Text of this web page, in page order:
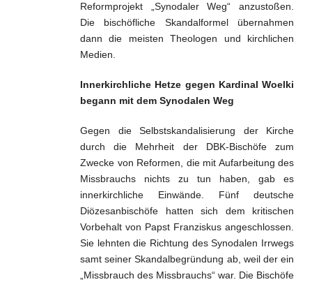
Reformprojekt „Synodaler Weg“ anzustoßen.
Die bischöfliche Skandalformel übernahmen
dann die meisten Theologen und kirchlichen
Medien.
Innerkirchliche Hetze gegen Kardinal Woelki
begann mit dem Synodalen Weg
Gegen die Selbstskandalisierung der Kirche
durch die Mehrheit der DBK-Bischöfe zum
Zwecke von Reformen, die mit Aufarbeitung des
Missbrauchs nichts zu tun haben, gab es
innerkirchliche Einwände. Fünf deutsche
Diözesanbischöfe hatten sich dem kritischen
Vorbehalt von Papst Franziskus angeschlossen.
Sie lehnten die Richtung des Synodalen Irrwegs
samt seiner Skandalbegründung ab, weil der ein
„Missbrauch des Missbrauchs“ war. Die Bischöfe